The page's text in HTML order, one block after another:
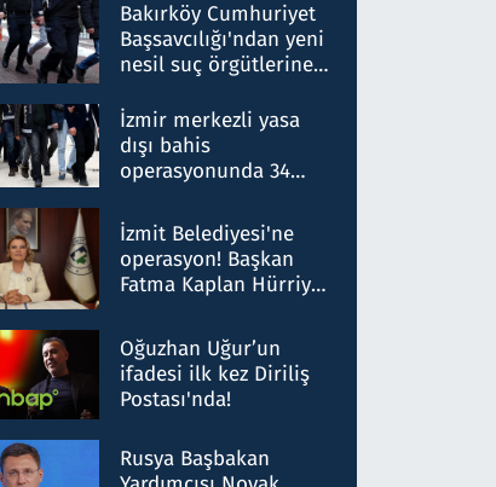
Bakırköy Cumhuriyet
Başsavcılığı'ndan yeni
nesil suç örgütlerine
hakkında gözaltı kararı
İzmir merkezli yasa
dışı bahis
operasyonunda 34
Milyar liralık para
trafiği tespit edildi
İzmit Belediyesi'ne
operasyon! Başkan
Fatma Kaplan Hürriyet
Oğuzhan Uğur’un
ifadesi ilk kez Diriliş
Postası'nda!
Rusya Başbakan